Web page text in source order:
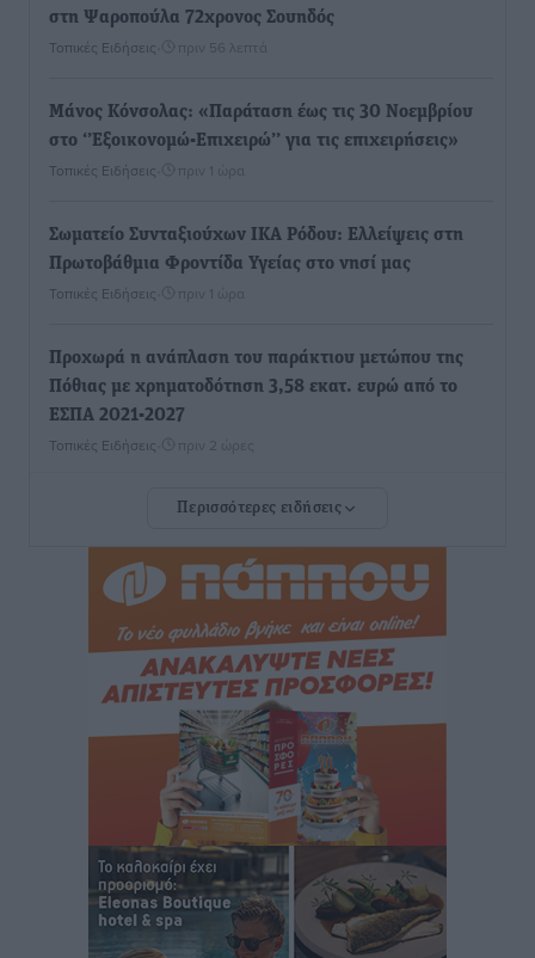
στη Ψαροπούλα 72χρονος Σουηδός
Τοπικές Ειδήσεις πριν 56 λεπτά
Μάνος Κόνσολας: «Παράταση έως τις 30 Νοεμβρίου
στο ‘’Εξοικονομώ-Επιχειρώ’’ για τις επιχειρήσεις»
Τοπικές Ειδήσεις πριν 1 ώρα
Σωματείο Συνταξιούχων ΙΚΑ Ρόδου: Ελλείψεις στη
Πρωτοβάθμια Φροντίδα Υγείας στο νησί μας
Τοπικές Ειδήσεις πριν 1 ώρα
Προχωρά η ανάπλαση του παράκτιου μετώπου της
Πόθιας με χρηματοδότηση 3,58 εκατ. ευρώ από το
ΕΣΠΑ 2021-2027
Τοπικές Ειδήσεις πριν 2 ώρες
Την Παρασκευή 21 Αυγούστου η τελετή εγκαινίων
Γενναδίου παρουσία του Άδωνι Γεωργιάδη
Τοπικές Ειδήσεις• πριν 2 ώρες
Στη Λέρο ο πρόεδρος του ΠΑΣΟΚ Νίκος Ανδρουλάκης
Τοπικές Ειδήσεις• πριν 2 ώρες
Στα 2-2,35 GW ο στόχος για τα πρώτα υπεράκτια
αιολικά πάρκα που θα λειτουργήσουν στη χώρα μας
πριν 3 ώρες
Η Ελλάδα κρατά το τουριστικό momentum, παρά τις
γεωπολιτικές αναταράξεις
Περισσότερες ειδήσεις